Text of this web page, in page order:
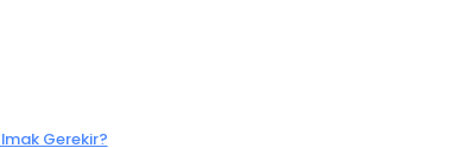
Gerekir?